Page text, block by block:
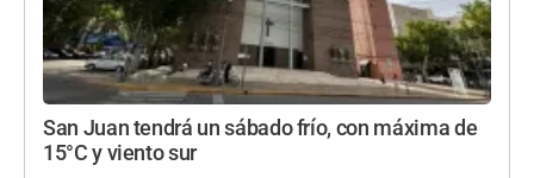
San Juan tendrá un sábado frío, con máxima de
15°C y viento sur